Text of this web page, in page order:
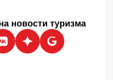
новости туризма